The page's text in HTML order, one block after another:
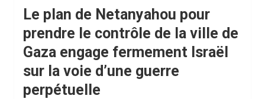
Le plan de Netanyahou pour
prendre le contrôle de la ville de
Gaza engage fermement Israël
sur la voie d’une guerre
perpétuelle